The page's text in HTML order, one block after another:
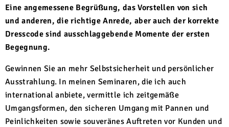
Eine angemessene Begrüßung, das Vorstellen von sich
und anderen, die richtige Anrede, aber auch der korrekte
Dresscode sind ausschlaggebende Momente der ersten
Begegnung.
Gewinnen Sie an mehr Selbstsicherheit und persönlicher
Ausstrahlung. In meinen Seminaren, die ich auch
international anbiete, vermittle ich zeitgemäße
Umgangsformen, den sicheren Umgang mit Pannen und
Peinlichkeiten sowie souveränes Auftreten vor Kunden und